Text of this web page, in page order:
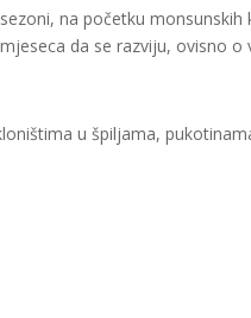
na početku
da se razviju, ovisno o
u špiljama,